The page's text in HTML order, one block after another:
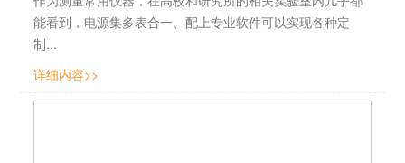
能看到，电源集多表合一、配上专业软件可以实现各种定
制...
详细内容>>